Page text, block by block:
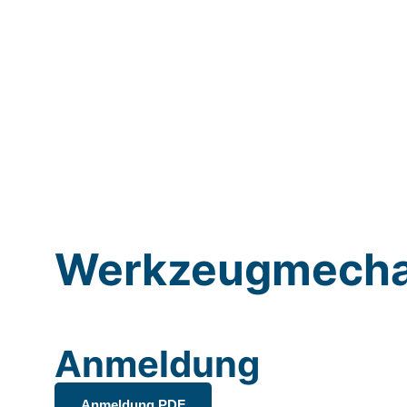
Anmeldung